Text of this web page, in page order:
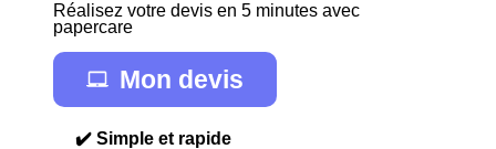
Réalisez votre devis en 5 minutes avec
papercare
Mon devis
✔️ Simple et rapide